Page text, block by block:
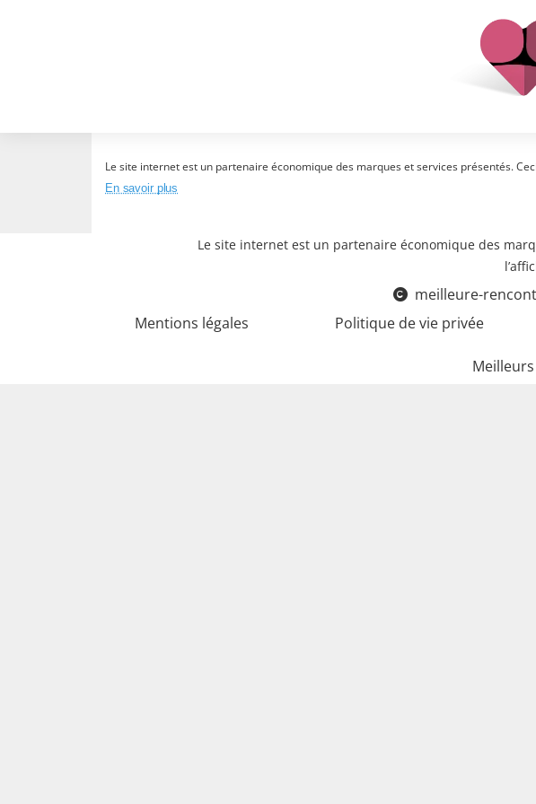
Le site internet est un partenaire économique des marques et services présentés.
En savoir plus
Le site internet est un partenaire économique des
meilleure-
Mentions légales
Politique de vie privée